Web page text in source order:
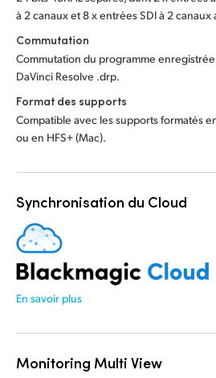
à 2 canaux et 8 x entrées SDI à 2
Commutation
Commutation du programme
DaVinci Resolve .drp.
Format des supports
Compatible avec les supports formatés
ou en HFS+ (Mac).
Synchronisation du Cloud
En savoir plus
Monitoring Multi View